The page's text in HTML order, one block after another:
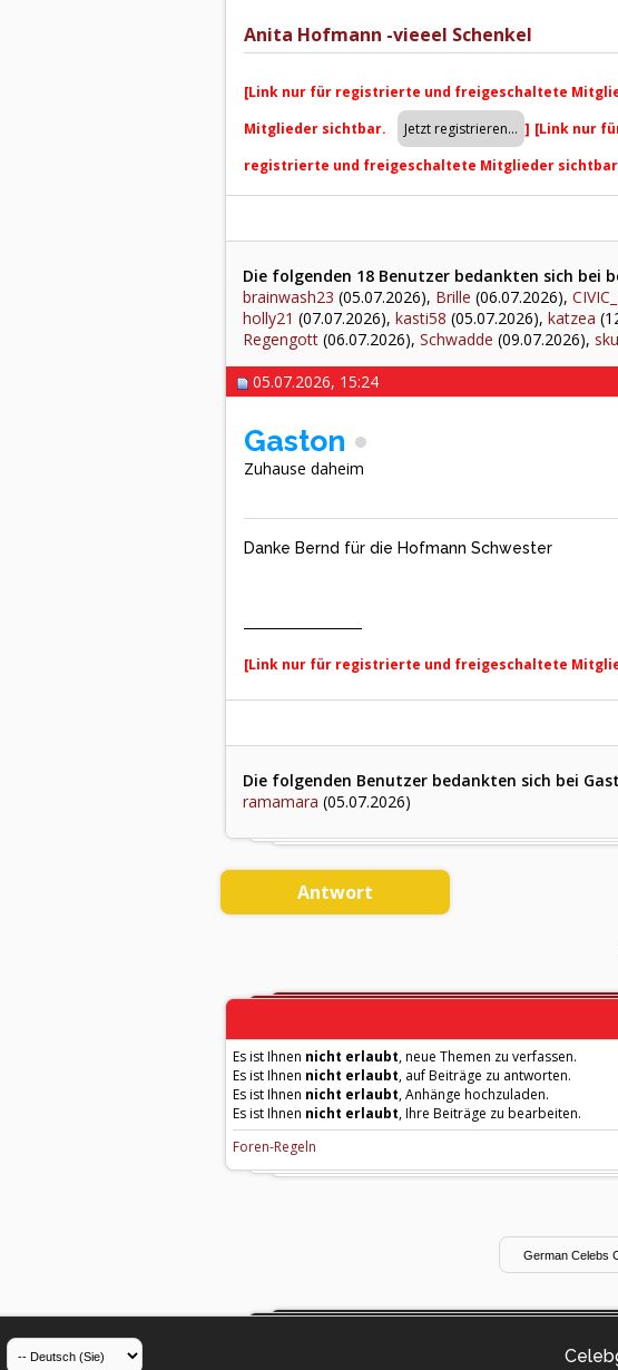
Anita Hofmann -vieeel Schenkel
[Link nur für registrierte und freigeschaltete
Mitglieder sichtbar.
] [Link nur
registrierte und freigeschaltete Mitglieder
Die folgenden 18 Benutzer bedankten sich bei
brainwash23 (05.07.2026), Brille (06.07.2026),
holly21 (07.07.2026), kasti58 (05.07.2026), katzea
Regengott (06.07.2026), Schwadde (09.07.2026),
05.07.2026, 15:24
Gaston
Zuhause daheim
Danke Bernd für die Hofmann Schwester
[Link nur für registrierte und freigeschaltete
Die folgenden Benutzer bedankten sich bei
ramamara (05.07.2026)
Antwort
Es ist Ihnen nicht erlaubt, neue Themen zu verfassen.
Es ist Ihnen nicht erlaubt, auf Beiträge zu antworten.
Es ist Ihnen nicht erlaubt, Anhänge hochzuladen.
Es ist Ihnen nicht erlaubt, Ihre Beiträge zu bearbeiten.
Foren-Regeln